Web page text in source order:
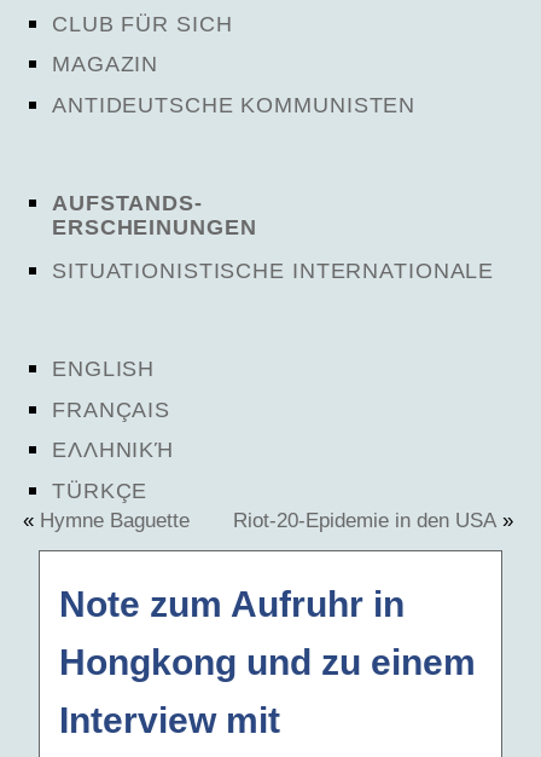
CLUB FÜR SICH
MAGAZIN
ANTIDEUTSCHE KOMMUNISTEN
AUFSTANDS-
ERSCHEINUNGEN
SITUATIONISTISCHE INTERNATIONALE
ENGLISH
FRANÇAIS
ΕΛΛΗΝΙΚΉ
TÜRKÇE
« Hymne Baguette Riot-20-Epidemie in den USA »
Note zum Aufruhr in
Hongkong und zu einem
Interview mit